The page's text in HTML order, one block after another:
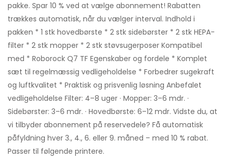
pakke. Spar 10 % ved at vælge abonnement! Rabatten
trækkes automatisk, når du vælger interval. Indhold i
pakken * 1 stk hovedbørste * 2 stk sidebørster * 2 stk HEPA-
filter * 2 stk mopper * 2 stk støvsugerposer Kompatibel
med * Roborock Q7 TF Egenskaber og fordele * Komplet
sæt til regelmæssig vedligeholdelse * Forbedrer sugekraft
og luftkvalitet * Praktisk og prisvenlig løsning Anbefalet
vedligeholdelse Filter: 4–8 uger · Mopper: 3–6 mdr. ·
Sidebørster: 3–6 mdr. · Hovedbørste: 6–12 mdr. Vidste du, at
vi tilbyder abonnement på reservedele? Få automatisk
påfyldning hver 3., 4., 6. eller 9. måned – med 10 % rabat.
Passer til følgende printere.